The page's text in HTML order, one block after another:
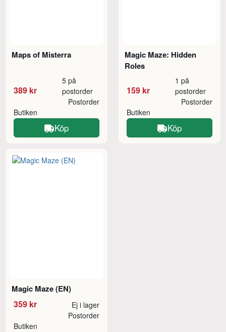
Maps of Misterra
389 kr
5 på
postorder
Butiken
Postorder
Köp
Magic Maze: Hidden
Roles
159 kr
1 på
postorder
Butiken
Postorder
Köp
Magic Maze (EN)
359 kr Ej i lager
Butiken
Postorder